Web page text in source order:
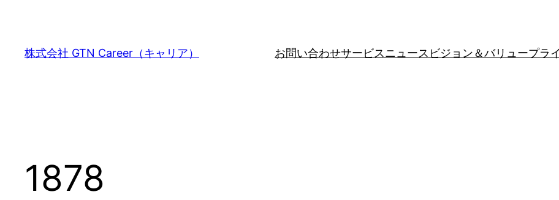
株式会社 GTN Career（キャリア） お問い合わせサービスニュース ビジョン＆バリュープラ
1878